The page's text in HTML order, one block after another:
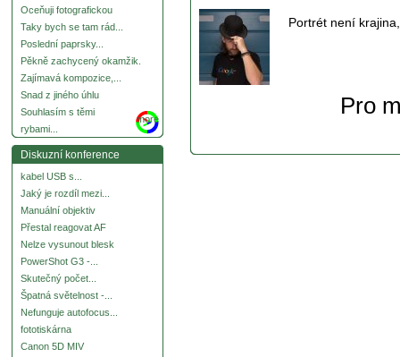
Oceňuji fotografickou
Taky bych se tam rád...
Poslední paprsky...
Pěkně zachycený okamžik.
Zajímavá kompozice,...
Snad z jiného úhlu
Souhlasím s těmi
rybami...
more
Diskuzní konference
kabel USB s...
Jaký je rozdíl mezi...
Manuální objektiv
Přestal reagovat AF
Nelze vysunout blesk
PowerShot G3 -...
Skutečný počet...
Špatná světelnost -...
Nefunguje autofocus...
fototiskárna
Canon 5D MIV
Portrét není
Pro